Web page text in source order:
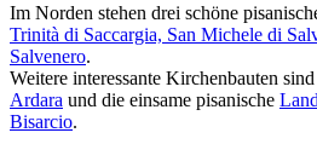
Im Norden stehen drei schöne
Trinità di Saccargia, San Michele di
Salvenero.
Weitere interessante Kirchenbauten
Ardara und die einsame pisanische
Bisarcio.